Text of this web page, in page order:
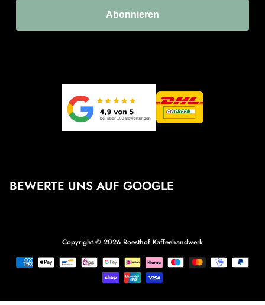
Abonnieren
BEWERTE UNS AUF GOOGLE
Copyright © 2026 Roesthof Kaffeehandwerk
Zahlungsmethoden